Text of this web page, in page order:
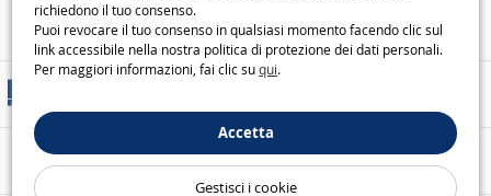
richiedono il tuo consenso.
Puoi revocare il tuo consenso in qualsiasi momento facendo clic sul
link accessibile nella nostra politica di protezione dei dati personali.
Per maggiori informazioni, fai clic suqui.
Accetta
Gestisci i cookie
Aiuto / Contatti
Pagamento sicuro